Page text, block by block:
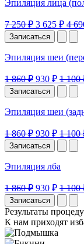
Эпиляция лица
7 250 ₽ 3 625 ₽ 4
Записаться
Эпиляция шеи
1 860 ₽ 930 ₽ 1 100
Записаться
Эпиляция шеи
1 860 ₽ 930 ₽ 1 100
Записаться
Эпиляция лба
1 860 ₽ 930 ₽ 1 100
Записаться
Результаты
К нам приходят